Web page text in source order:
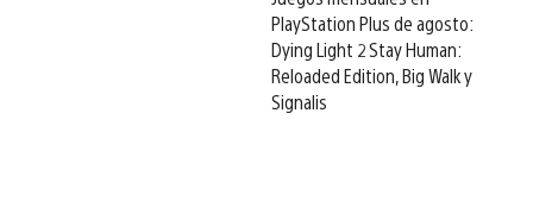
PlayStation Plus de agosto:
Dying Light 2 Stay Human:
Reloaded Edition, Big Walk y
Signalis